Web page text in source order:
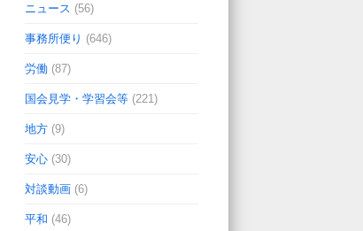
ニュース (56)
事務所便り (646)
労働 (87)
国会見学・学習会等 (221)
地方 (9)
安心 (30)
対談動画 (6)
平和 (46)